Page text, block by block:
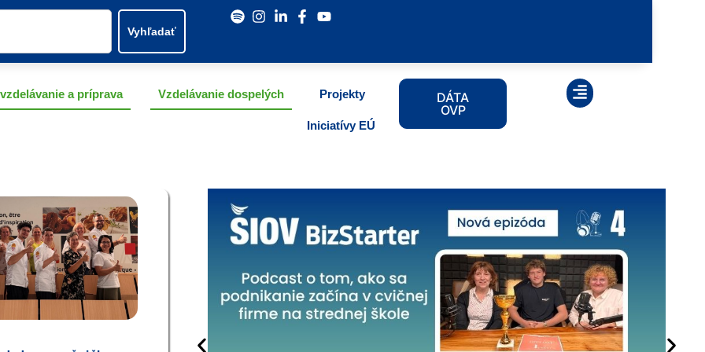
Vyhľadať
a príprava Vzdelávanie dospelých Projekty
Iniciatívy EÚ
DÁTA
OVP